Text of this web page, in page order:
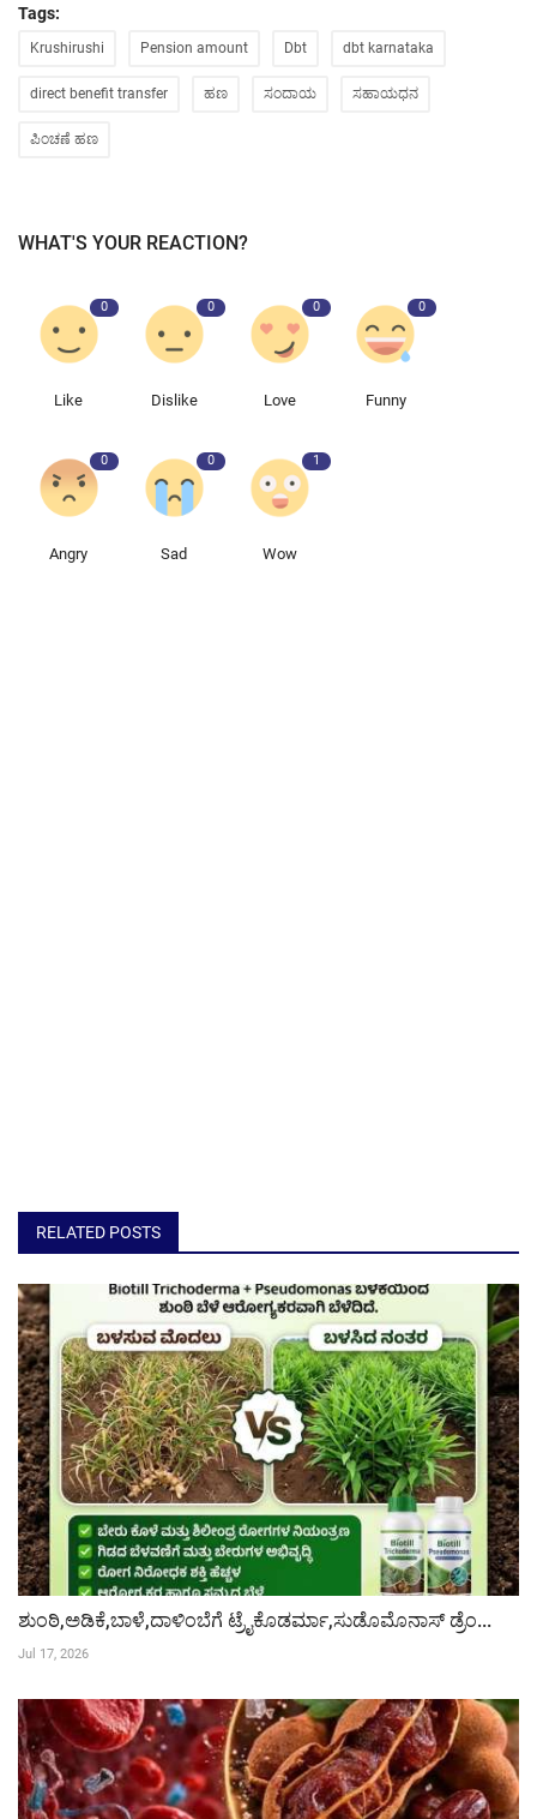
Tags:
Krushirushi Pension amount Dbt dbt karnataka
direct benefit transfer ಹಣ ಸಂದಾಯ ಸಹಾಯಧನ
ಪಿಂಚಣೆ ಹಣ
WHAT'S YOUR REACTION?
0
Like
0
Dislike
0
Love
0
Funny
0
Angry
0
Sad
1
Wow
RELATED POSTS
ಶುಂಠಿ,ಅಡಿಕೆ,ಬಾಳೆ,ದಾಳಿಂಬೆಗೆ ಟ್ರೈಕೊಡರ್ಮಾ,ಸುಡೊಮೊನಾಸ್ ಡ್ರೆಂ...
Jul 17, 2026